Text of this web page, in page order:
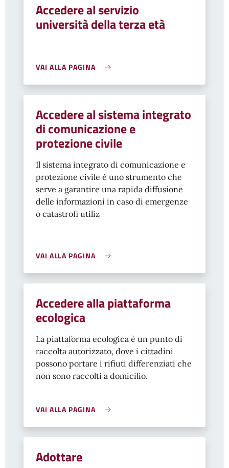
Accedere al servizio
università della terza età
VAI ALLA PAGINA
Accedere al sistema integrato
di comunicazione e
protezione civile
Il sistema integrato di comunicazione e
protezione civile è uno strumento che
serve a garantire una rapida diffusione
delle informazioni in caso di emergenze
o catastrofi utiliz
VAI ALLA PAGINA
Accedere alla piattaforma
ecologica
La piattaforma ecologica è un punto di
raccolta autorizzato, dove i cittadini
possono portare i rifiuti differenziati che
non sono raccolti a domicilio.
VAI ALLA PAGINA
Adottare